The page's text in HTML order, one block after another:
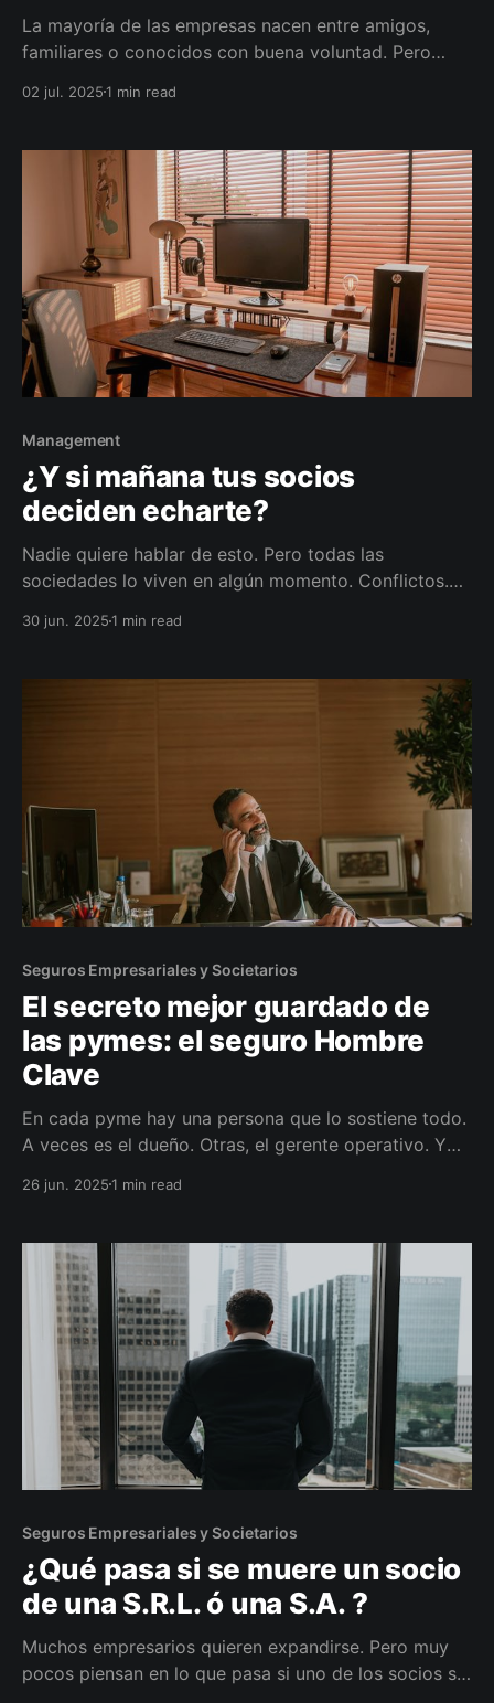
La mayoría de las empresas nacen entre amigos,
familiares o conocidos con buena voluntad. Pero
socios escomo eligir un compañero de vida. Un socio
compartís decisiones, riesgos y sobre todo:
conflictos.
02 jul. 20251 min read
Management
¿Y si mañana tus socios
deciden echarte?
Nadie quiere hablar de esto. Pero todas las
sociedades lo viven en algún momento. Conflictos.
personales. Y sí: también traiciones. En Argentina,
30 jun. 20251 min read
Seguros Empresariales y Societarios
El secreto mejor guardado de
las pymes: el seguro Hombre
Clave
En cada pyme hay una persona que lo sostiene todo.
A veces es el dueño. Otras, el gerente operativo. Y
aunque no figure en los papeles. Ese alguien es lo
también puede ser mujer, por supuesto).
26 jun. 20251 min read
Seguros Empresariales y Societarios
¿Qué pasa si se muere un socio
de una S.R.L. ó una S.A. ?
Muchos empresarios quieren expandirse. Pero muy
pocos piensan en lo que pasa si uno de los socios se